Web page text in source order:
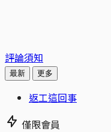
評論須知
最新 更多
返工這回事
僅限會員